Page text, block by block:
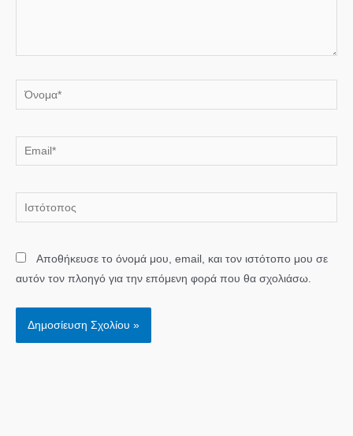
Όνομα*
Email*
Ιστότοπος
Αποθήκευσε το όνομά μου, email, και τον ιστότοπο μου σε
αυτόν τον πλοηγό για την επόμενη φορά που θα σχολιάσω.